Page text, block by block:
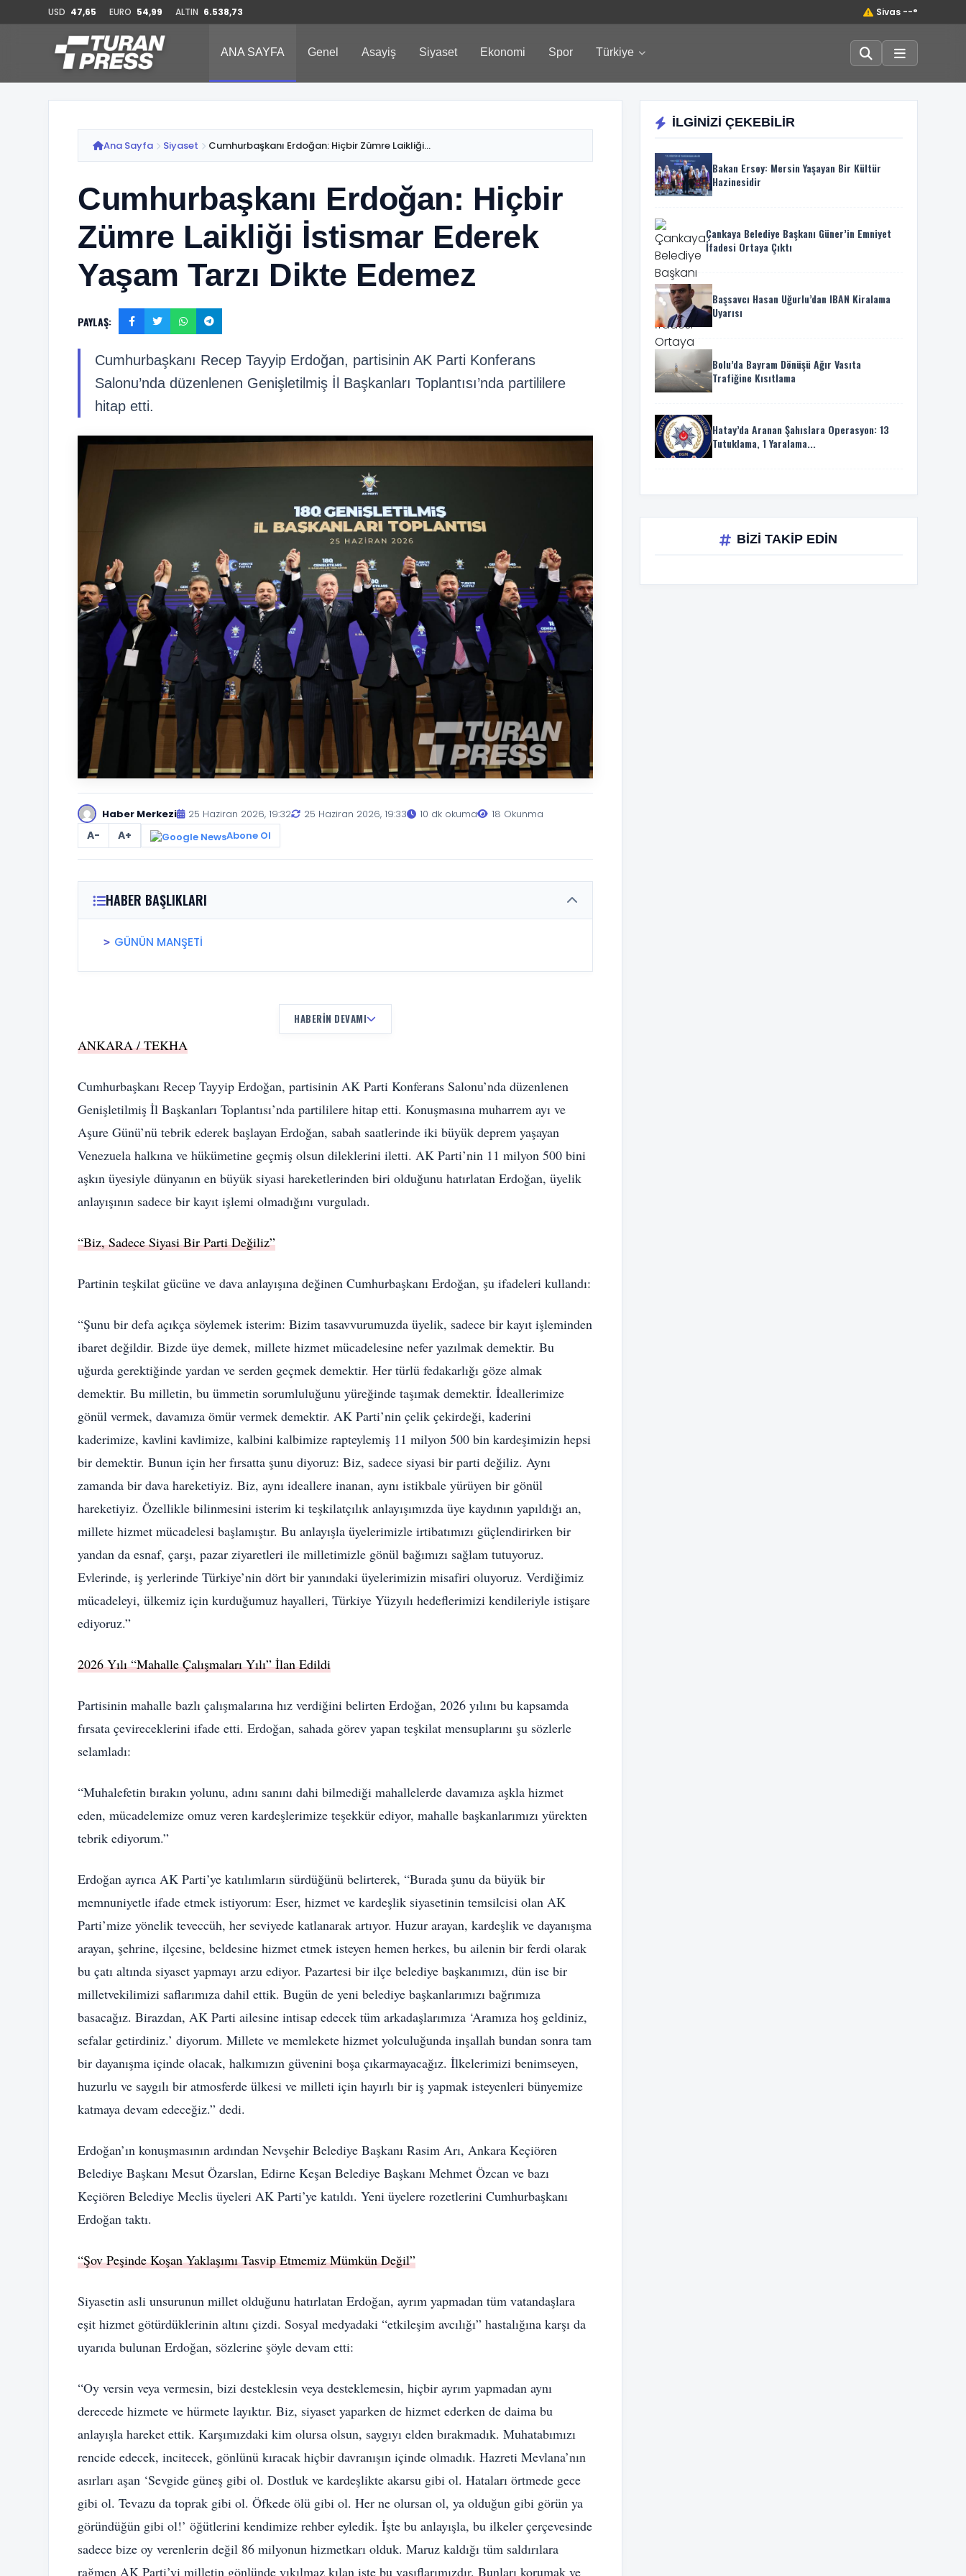
USD 47,65 EURO 54,99 ALTIN 6.538,73 Sivas --°
ANA SAYFA Genel Asayiş Siyaset Ekonomi Spor Türkiye
Ana Sayfa Siyaset Cumhurbaşkanı Erdoğan: Hiçbir Zümre Laikliği...
Cumhurbaşkanı Erdoğan: Hiçbir
Zümre Laikliği İstismar Ederek
Yaşam Tarzı Dikte Edemez
PAYLAŞ:
Cumhurbaşkanı Recep Tayyip Erdoğan, partisinin AK Parti Konferans
Salonu’nda düzenlenen Genişletilmiş İl Başkanları Toplantısı’nda partililere
hitap etti.
Haber Merkezi 25 Haziran 2026, 19:32 25 Haziran 2026, 19:33 10 dk okuma 18 Okunma
A- A+ Abone Ol
HABER BAŞLIKLARI
GÜNÜN MANŞETİ
HABERIN DEVAMI
ANKARA / TEKHA
Cumhurbaşkanı Recep Tayyip Erdoğan, partisinin AK Parti Konferans Salonu’nda düzenlenen
Genişletilmiş İl Başkanları Toplantısı’nda partililere hitap etti. Konuşmasına muharrem ayı ve
Aşure Günü’nü tebrik ederek başlayan Erdoğan, sabah saatlerinde iki büyük deprem yaşayan
Venezuela halkına ve hükümetine geçmiş olsun dileklerini iletti. AK Parti’nin 11 milyon 500 bini
aşkın üyesiyle dünyanın en büyük siyasi hareketlerinden biri olduğunu hatırlatan Erdoğan, üyelik
anlayışının sadece bir kayıt işlemi olmadığını vurguladı.
“Biz, Sadece Siyasi Bir Parti Değiliz”
Partinin teşkilat gücüne ve dava anlayışına değinen Cumhurbaşkanı Erdoğan, şu ifadeleri kullandı:
“Şunu bir defa açıkça söylemek isterim: Bizim tasavvurumuzda üyelik, sadece bir kayıt işleminden
ibaret değildir. Bizde üye demek, millete hizmet mücadelesine nefer yazılmak demektir. Bu
uğurda gerektiğinde yardan ve serden geçmek demektir. Her türlü fedakarlığı göze almak
demektir. Bu milletin, bu ümmetin sorumluluğunu yüreğinde taşımak demektir. İdeallerimize
gönül vermek, davamıza ömür vermek demektir. AK Parti’nin çelik çekirdeği, kaderini
kaderimize, kavlini kavlimize, kalbini kalbimize rapteylemiş 11 milyon 500 bin kardeşimizin hepsi
bir demektir. Bunun için her fırsatta şunu diyoruz: Biz, sadece siyasi bir parti değiliz. Aynı
zamanda bir dava hareketiyiz. Biz, aynı ideallere inanan, aynı istikbale yürüyen bir gönül
hareketiyiz. Özellikle bilinmesini isterim ki teşkilatçılık anlayışımızda üye kaydının yapıldığı an,
millete hizmet mücadelesi başlamıştır. Bu anlayışla üyelerimizle irtibatımızı güçlendirirken bir
yandan da esnaf, çarşı, pazar ziyaretleri ile milletimizle gönül bağımızı sağlam tutuyoruz.
Evlerinde, iş yerlerinde Türkiye’nin dört bir yanındaki üyelerimizin misafiri oluyoruz. Verdiğimiz
mücadeleyi, ülkemiz için kurduğumuz hayalleri, Türkiye Yüzyılı hedeflerimizi kendileriyle istişare
ediyoruz.”
2026 Yılı “Mahalle Çalışmaları Yılı” İlan Edildi
Partisinin mahalle bazlı çalışmalarına hız verdiğini belirten Erdoğan, 2026 yılını bu kapsamda
fırsata çevireceklerini ifade etti. Erdoğan, sahada görev yapan teşkilat mensuplarını şu sözlerle
selamladı:
“Muhalefetin bırakın yolunu, adını sanını dahi bilmediği mahallelerde davamıza aşkla hizmet
eden, mücadelemize omuz veren kardeşlerimize teşekkür ediyor, mahalle başkanlarımızı yürekten
tebrik ediyorum.”
Erdoğan ayrıca AK Parti’ye katılımların sürdüğünü belirterek, “Burada şunu da büyük bir
memnuniyetle ifade etmek istiyorum: Eser, hizmet ve kardeşlik siyasetinin temsilcisi olan AK
Parti’mize yönelik teveccüh, her seviyede katlanarak artıyor. Huzur arayan, kardeşlik ve dayanışma
arayan, şehrine, ilçesine, beldesine hizmet etmek isteyen hemen herkes, bu ailenin bir ferdi olarak
bu çatı altında siyaset yapmayı arzu ediyor. Pazartesi bir ilçe belediye başkanımızı, dün ise bir
milletvekilimizi saflarımıza dahil ettik. Bugün de yeni belediye başkanlarımızı bağrımıza
basacağız. Birazdan, AK Parti ailesine intisap edecek tüm arkadaşlarımıza ‘Aramıza hoş geldiniz,
sefalar getirdiniz.’ diyorum. Millete ve memlekete hizmet yolculuğunda inşallah bundan sonra tam
bir dayanışma içinde olacak, halkımızın güvenini boşa çıkarmayacağız. İlkelerimizi benimseyen,
huzurlu ve saygılı bir atmosferde ülkesi ve milleti için hayırlı bir iş yapmak isteyenleri bünyemize
katmaya devam edeceğiz.” dedi.
Erdoğan’ın konuşmasının ardından Nevşehir Belediye Başkanı Rasim Arı, Ankara Keçiören
Belediye Başkanı Mesut Özarslan, Edirne Keşan Belediye Başkanı Mehmet Özcan ve bazı
Keçiören Belediye Meclis üyeleri AK Parti’ye katıldı. Yeni üyelere rozetlerini Cumhurbaşkanı
Erdoğan taktı.
“Şov Peşinde Koşan Yaklaşımı Tasvip Etmemiz Mümkün Değil”
Siyasetin asli unsurunun millet olduğunu hatırlatan Erdoğan, ayrım yapmadan tüm vatandaşlara
eşit hizmet götürdüklerinin altını çizdi. Sosyal medyadaki “etkileşim avcılığı” hastalığına karşı da
uyarıda bulunan Erdoğan, sözlerine şöyle devam etti:
“Oy versin veya vermesin, bizi desteklesin veya desteklemesin, hiçbir ayrım yapmadan aynı
derecede hizmete ve hürmete layıktır. Biz, siyaset yaparken de hizmet ederken de daima bu
anlayışla hareket ettik. Karşımızdaki kim olursa olsun, saygıyı elden bırakmadık. Muhatabımızı
rencide edecek, incitecek, gönlünü kıracak hiçbir davranışın içinde olmadık. Hazreti Mevlana’nın
asırları aşan ‘Sevgide güneş gibi ol. Dostluk ve kardeşlikte akarsu gibi ol. Hataları örtmede gece
gibi ol. Tevazu da toprak gibi ol. Öfkede ölü gibi ol. Her ne olursan ol, ya olduğun gibi görün ya
göründüğün gibi ol!’ öğütlerini kendimize rehber eyledik. İşte bu anlayışla, bu ilkeler çerçevesinde
sadece bize oy verenlerin değil 86 milyonun hizmetkarı olduk. Maruz kaldığı tüm saldırılara
rağmen AK Parti’yi milletin gönlünde yıkılmaz kılan işte bu vasıflarımızdır. Bunları korumak ve
İLGİNİZİ ÇEKEBİLİR
Bakan Ersoy: Mersin Yaşayan Bir Kültür
Hazinesidir
Çankaya Belediye Başkanı Güner’in Emniyet
İfadesi Ortaya Çıktı
Başsavcı Hasan Uğurlu’dan IBAN Kiralama
Uyarısı
Bolu’da Bayram Dönüşü Ağır Vasıta
Trafiğine Kısıtlama
Hatay’da Aranan Şahıslara Operasyon: 13
Tutuklama, 1 Yaralama...
BİZİ TAKİP EDİN